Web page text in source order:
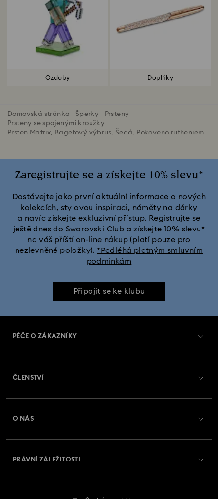
Ozdoby Doplňky
Domovská stránka Šperky
Prsteny
Prsteny se spojenými kroužky
Prsten Matrix, Bagetový výbrus, Šedá, Pokoveno rutheniem
Zaregistrujte se a získejte 10% slevu*
Dostávejte jako první aktuální informace o nových
kolekcích, stylovou inspiraci, náměty na dárky
a navíc získejte exkluzivní přístup. Registrujte se
ještě dnes do Swarovski Club a získejte 10% slevu*
na váš příští on-line nákup (platí pouze pro
nezlevněné položky). *Podléhá platným smluvním
podmínkám
Připojit se ke klubu
PÉČE O ZÁKAZNÍKY
Vrácení a výměna
Stav opravy
ČLENSTVÍ
O NÁS
PRÁVNÍ ZÁLEŽITOSTI